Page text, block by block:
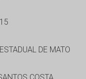
DE MATO